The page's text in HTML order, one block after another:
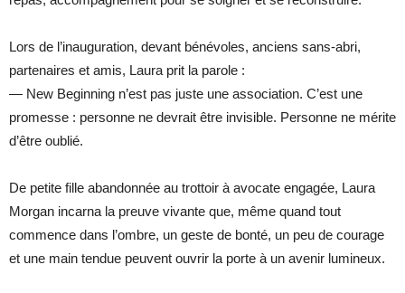
Lors de l’inauguration, devant bénévoles, anciens sans-abri,
partenaires et amis, Laura prit la parole :
— New Beginning n’est pas juste une association. C’est une
promesse : personne ne devrait être invisible. Personne ne mérite
d’être oublié.
De petite fille abandonnée au trottoir à avocate engagée, Laura
Morgan incarna la preuve vivante que, même quand tout
commence dans l’ombre, un geste de bonté, un peu de courage
et une main tendue peuvent ouvrir la porte à un avenir lumineux.